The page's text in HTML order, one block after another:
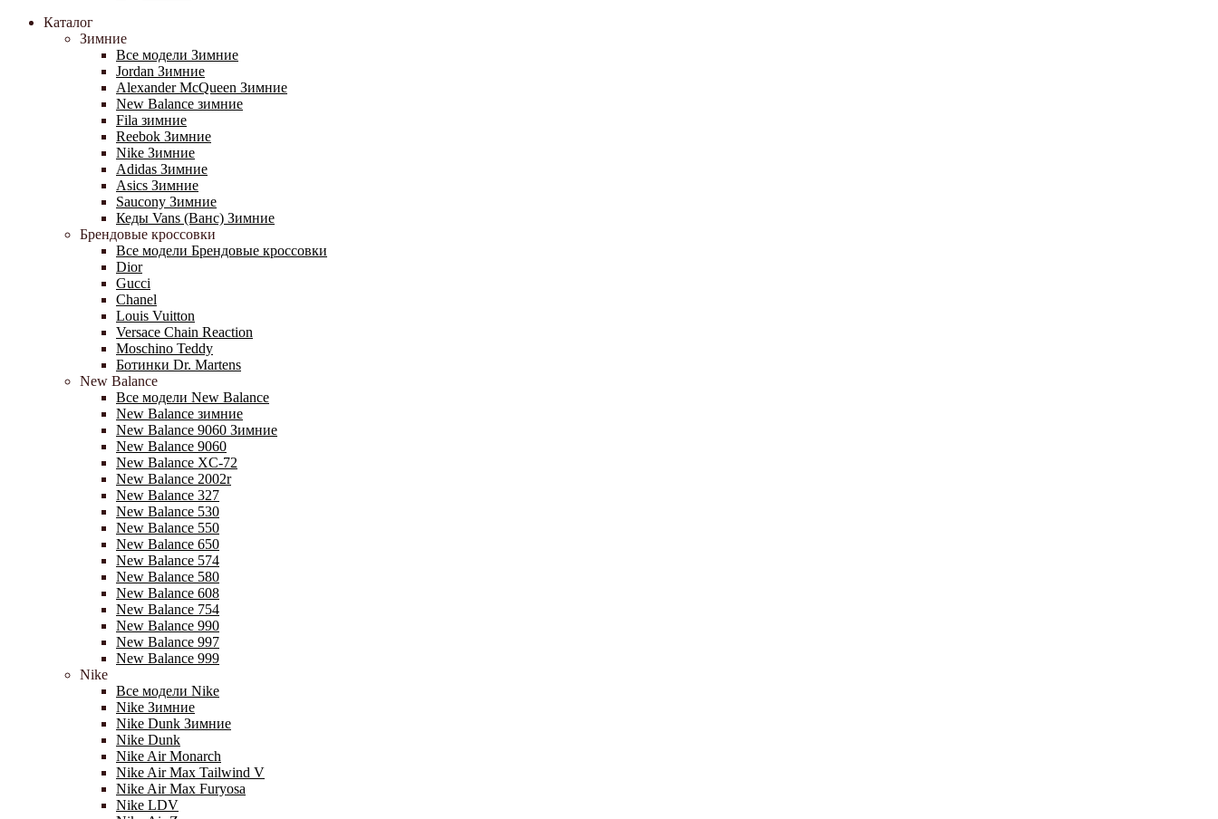
Каталог
Зимние
Все модели Зимние
Jordan Зимние
Alexander McQueen Зимние
New Balance зимние
Fila зимние
Reebok Зимние
Nike Зимние
Adidas Зимние
Asics Зимние
Saucony Зимние
Кеды Vans (Ванс) Зимние
Брендовые кроссовки
Все модели Брендовые кроссовки
Dior
Gucci
Chanel
Louis Vuitton
Versace Chain Reaction
Moschino Teddy
Ботинки Dr. Martens
New Balance
Все модели New Balance
New Balance зимние
New Balance 9060 Зимние
New Balance 9060
New Balance XC-72
New Balance 2002r
New Balance 327
New Balance 530
New Balance 550
New Balance 650
New Balance 574
New Balance 580
New Balance 608
New Balance 754
New Balance 990
New Balance 997
New Balance 999
Nike
Все модели Nike
Nike Зимние
Nike Dunk Зимние
Nike Dunk
Nike Air Monarch
Nike Air Max Tailwind V
Nike Air Max Furyosa
Nike LDV